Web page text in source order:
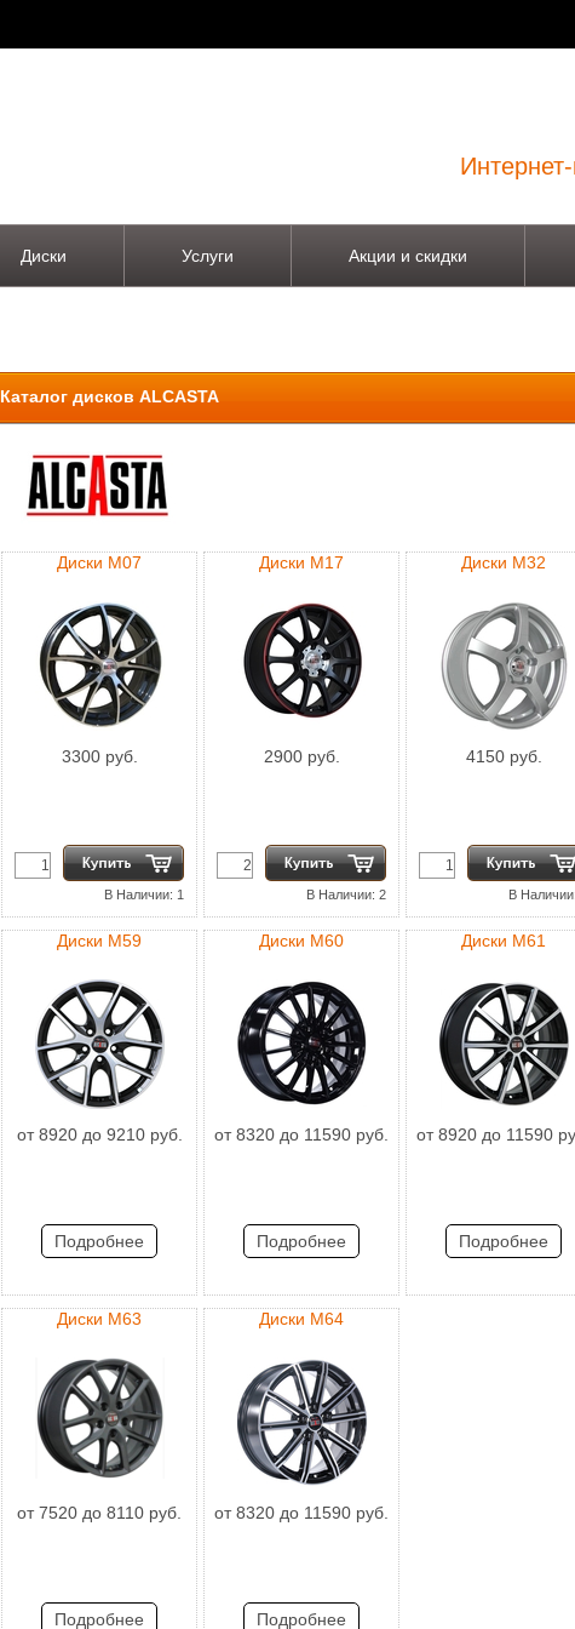
Диски Услуги Акции и скидки
Каталог дисков ALCASTA
Диски M07
3300 руб.
В Наличии: 1
Диски M17
2900 руб.
В Наличии: 2
Диски M32
4150 руб.
В
Диски M59
от 8920 до 9210 руб.
Подробнее
Диски M60
от 8320 до 11590 руб.
Подробнее
Диски M61
от 8920 до 11590
Подробнее
Диски M63
от 7520 до 8110 руб.
Подробнее
Диски M64
от 8320 до 11590 руб.
Подробнее